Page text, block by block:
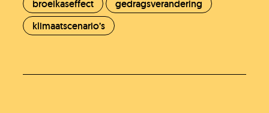
broeikaseffect
gedragsverandering
klimaatscenario’s